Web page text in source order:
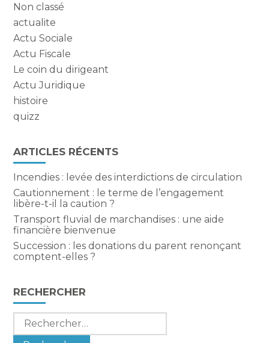
Non classé
actualite
Actu Sociale
Actu Fiscale
Le coin du dirigeant
Actu Juridique
histoire
quizz
ARTICLES RÉCENTS
Incendies : levée des interdictions de circulation
Cautionnement : le terme de l’engagement
libère-t-il la caution ?
Transport fluvial de marchandises : une aide
financière bienvenue
Succession : les donations du parent renonçant
comptent-elles ?
RECHERCHER
Rechercher :